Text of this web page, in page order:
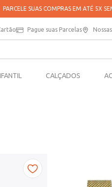
PARCELE SUAS COMPRAS EM ATÉ 5X
Pague suas Parcelas
CALÇADOS